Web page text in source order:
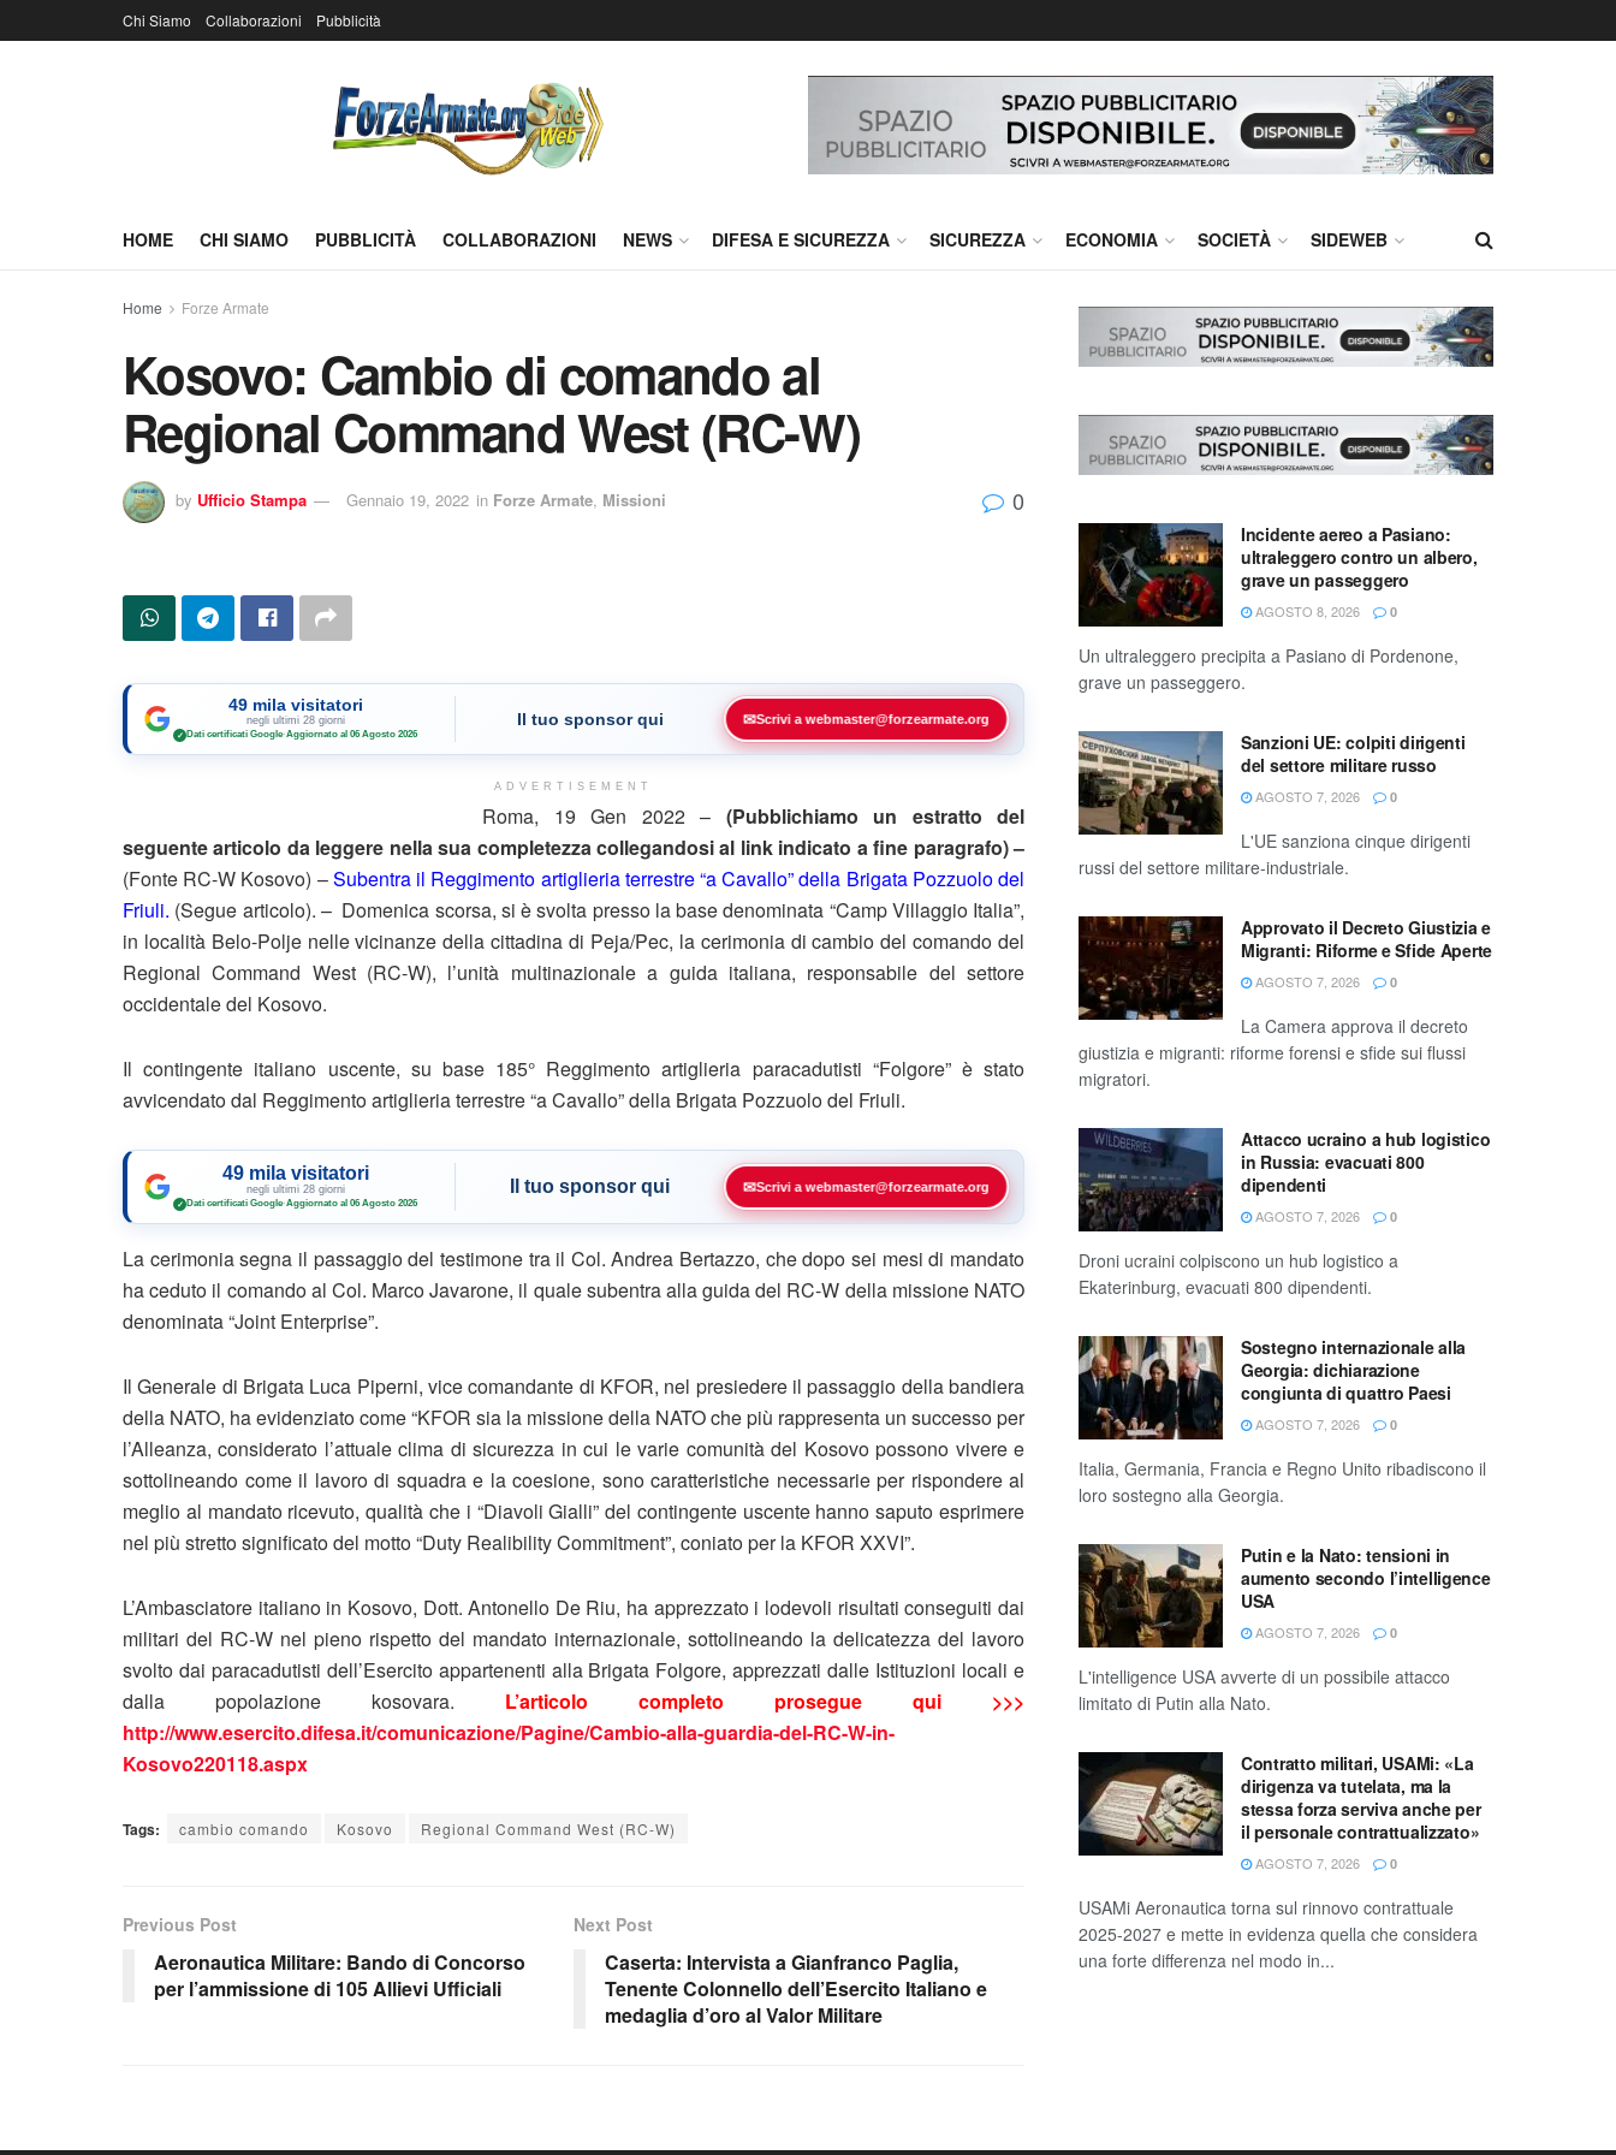
Chi Siamo Collaborazioni Pubblicità
HOME CHI SIAMO PUBBLICITÀ COLLABORAZIONI NEWS DIFESA E SICUREZZA SICUREZZA ECONOMIA SOCIETÀ SIDEWEB
Home Forze Armate
Kosovo: Cambio di comando al
Regional Command West (RC-W)
by Ufficio Stampa Gennaio 19, 2022 in Forze Armate, Missioni 0
49 mila visitatori
negli ultimi 28 giorni
✓ Dati certificati Google·Aggiornato al 06 Agosto 2026
Il tuo sponsor qui ✉Scrivi a webmaster@forzearmate.org
ADVERTISEMENT
Roma, 19 Gen 2022 – (Pubblichiamo un estratto del
seguente articolo da leggere nella sua completezza collegandosi al link indicato a fine paragrafo) –
(Fonte RC-W Kosovo) –Subentra il Reggimento artiglieria terrestre “a Cavallo” della Brigata Pozzuolo del
Friuli. (Segue articolo). – Domenica scorsa, si è svolta presso la base denominata “Camp Villaggio Italia”,
in località Belo-Polje nelle vicinanze della cittadina di Peja/Pec, la cerimonia di cambio del comando del
Regional Command West (RC-W), l’unità multinazionale a guida italiana, responsabile del settore
occidentale del Kosovo.
Il contingente italiano uscente, su base 185° Reggimento artiglieria paracadutisti “Folgore” è stato
avvicendato dal Reggimento artiglieria terrestre “a Cavallo” della Brigata Pozzuolo del Friuli.
49 mila visitatori
negli ultimi 28 giorni
✓ Dati certificati Google·Aggiornato al 06 Agosto 2026
Il tuo sponsor qui ✉Scrivi a webmaster@forzearmate.org
La cerimonia segna il passaggio del testimone tra il Col. Andrea Bertazzo, che dopo sei mesi di mandato
ha ceduto il comando al Col. Marco Javarone, il quale subentra alla guida del RC-W della missione NATO
denominata “Joint Enterprise”.
Il Generale di Brigata Luca Piperni, vice comandante di KFOR, nel presiedere il passaggio della bandiera
della NATO, ha evidenziato come “KFOR sia la missione della NATO che più rappresenta un successo per
l’Alleanza, considerato l’attuale clima di sicurezza in cui le varie comunità del Kosovo possono vivere e
sottolineando come il lavoro di squadra e la coesione, sono caratteristiche necessarie per rispondere al
meglio al mandato ricevuto, qualità che i “Diavoli Gialli” del contingente uscente hanno saputo esprimere
nel più stretto significato del motto “Duty Realibility Commitment”, coniato per la KFOR XXVI”.
L’Ambasciatore italiano in Kosovo, Dott. Antonello De Riu, ha apprezzato i lodevoli risultati conseguiti dai
militari del RC-W nel pieno rispetto del mandato internazionale, sottolineando la delicatezza del lavoro
svolto dai paracadutisti dell’Esercito appartenenti alla Brigata Folgore, apprezzati dalle Istituzioni locali e
dalla popolazione kosovara. L’articolo completo prosegue qui >>>
http://www.esercito.difesa.it/comunicazione/Pagine/Cambio-alla-guardia-del-RC-W-in-
Kosovo220118.aspx
Tags: cambio comando Kosovo Regional Command West (RC-W)
Previous Post
Aeronautica Militare: Bando di Concorso
per l’ammissione di 105 Allievi Ufficiali
Next Post
Caserta: Intervista a Gianfranco Paglia,
Tenente Colonnello dell’Esercito Italiano e
medaglia d’oro al Valor Militare
Incidente aereo a Pasiano:
ultraleggero contro un albero,
grave un passeggero
AGOSTO 8, 2026 0
Un ultraleggero precipita a Pasiano di Pordenone,
grave un passeggero.
Sanzioni UE: colpiti dirigenti
del settore militare russo
AGOSTO 7, 2026 0
L'UE sanziona cinque dirigenti
russi del settore militare-industriale.
Approvato il Decreto Giustizia e
Migranti: Riforme e Sfide Aperte
AGOSTO 7, 2026 0
La Camera approva il decreto
giustizia e migranti: riforme forensi e sfide sui flussi
migratori.
Attacco ucraino a hub logistico
in Russia: evacuati 800
dipendenti
AGOSTO 7, 2026 0
Droni ucraini colpiscono un hub logistico a
Ekaterinburg, evacuati 800 dipendenti.
Sostegno internazionale alla
Georgia: dichiarazione
congiunta di quattro Paesi
AGOSTO 7, 2026 0
Italia, Germania, Francia e Regno Unito ribadiscono il
loro sostegno alla Georgia.
Putin e la Nato: tensioni in
aumento secondo l’intelligence
USA
AGOSTO 7, 2026 0
L'intelligence USA avverte di un possibile attacco
limitato di Putin alla Nato.
Contratto militari, USAMi: «La
dirigenza va tutelata, ma la
stessa forza serviva anche per
il personale contrattualizzato»
AGOSTO 7, 2026 0
USAMi Aeronautica torna sul rinnovo contrattuale
2025-2027 e mette in evidenza quella che considera
una forte differenza nel modo in...